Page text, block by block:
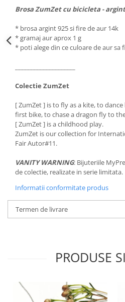
Brosa ZumZet cu bicicleta -
* brosa argint 925 si fire de aur 14k
* gramaj aur aprox 1 g
* poti alege din ce culoare de aur sa
Colectie ZumZet
[ ZumZet ] is to fly as a kite, to
first bike, to chase a dragon fly to
[ ZumZet ] is a childhood play.
ZumZet is our collection for
Fair Autor#11.
VANITY WARNING: Bijuteriile
de colectie, realizate in serie limitata.
Informatii conformitate produs
Termen de livrare
PRODUSE